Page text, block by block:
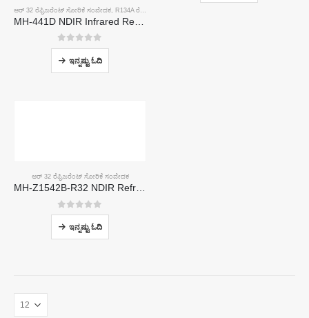
ಆರ್ 32 ರೆಫ್ರಿಜರೆಂಟ್ ಸೋರಿಕೆ ಸಂವೇದಕ R134A ರೆಫ್ರಿಜರೆಂಟ್ ಸೋರಿಕೆ ಸಂವೇದಕ
05 ರಲ್ಲಿ
ಇನ್ನಷ್ಟು ಓದಿ
ಆರ್ 32 ರೆಫ್ರಿಜರೆಂಟ್ ಸೋರಿಕೆ ಸಂವೇದಕ
MH-Z1542B-R32 NDIR Refrigerant Sensor | High Sensitivity | Long Lifespan | HVAC & Industrial Safety
05 ರಲ್ಲಿ
ಇನ್ನಷ್ಟು ಓದಿ